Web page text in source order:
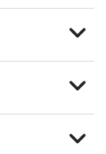
expand_more
expand_more
expand_more